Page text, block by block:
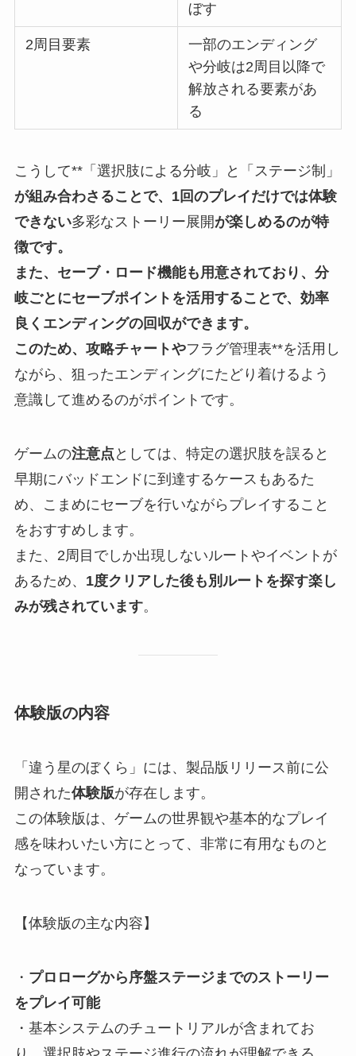
ぼす
2周目要素
一部のエンディング
や分岐は2周目以降で
解放される要素があ
る
こうして**「選択肢による分岐」と「ステージ制」
が組み合わさることで、1回のプレイだけでは体験
できない多彩なストーリー展開が楽しめるのが特
徴です。
また、セーブ・ロード機能も用意されており、分
岐ごとにセーブポイントを活用することで、効率
良くエンディングの回収ができます。
このため、攻略チャートやフラグ管理表**を活用し
ながら、狙ったエンディングにたどり着けるよう
意識して進めるのがポイントです。
ゲームの注意点 としては、特定の選択肢を誤ると
早期にバッドエンドに到達するケースもあるた
め、こまめにセーブを行いながらプレイすること
をおすすめします。
また、2周目でしか出現しないルートやイベントが
あるため、 1度クリアした後も別ルートを探す楽し
みが残されています。
体験版の内容
「違う星のぼくら」には、製品版リリース前に公
開された体験版が存在します。
この体験版は、ゲームの世界観や基本的なプレイ
感を味わいたい方にとって、非常に有用なものと
なっています。
【体験版の主な内容】
・ プロローグから序盤ステージまでのストーリー
をプレイ可能
・基本システムのチュートリアルが含まれてお